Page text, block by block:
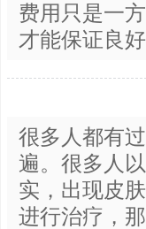
费用只是一
才能保证良
很多人都有
遍。很多人
实，出现皮
进行治疗，